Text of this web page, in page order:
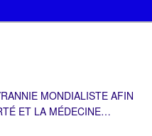
MONDIALISTE AFIN
ET LA MÉDECINE…